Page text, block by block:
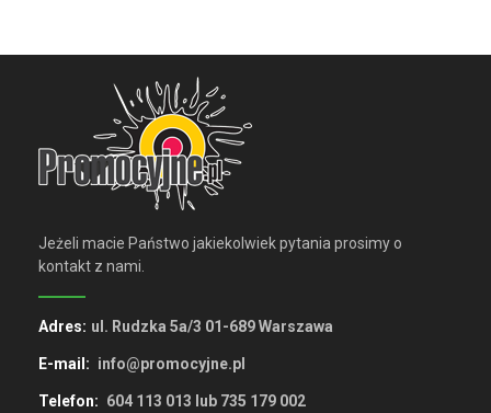
Jeżeli macie Państwo jakiekolwiek pytania prosimy o
kontakt z nami.
Adres: ul. Rudzka 5a/3 01-689 Warszawa
E-mail: info@promocyjne.pl
Telefon: 604 113 013 lub 735 179 002